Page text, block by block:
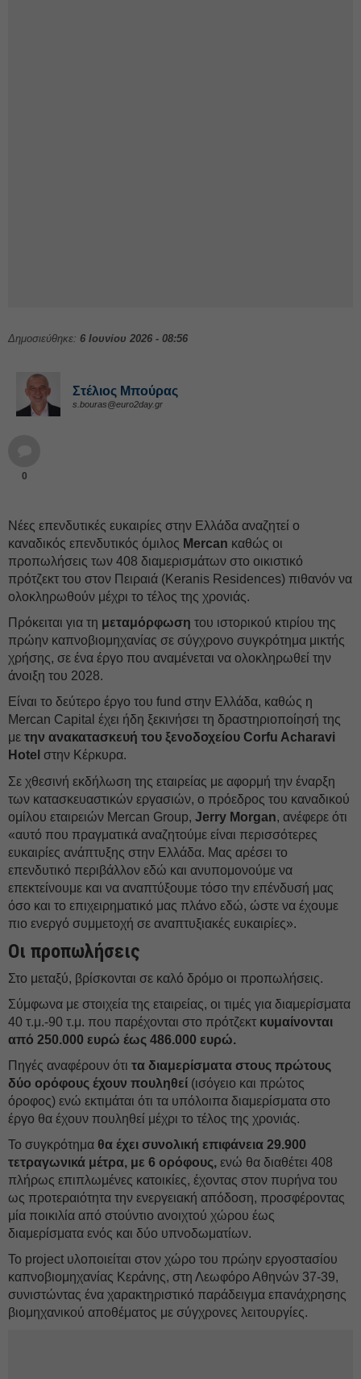
Δημοσιεύθηκε: 6 Ιουνίου 2026 - 08:56
Στέλιος Μπούρας
s.bouras@euro2day.gr
0
Νέες επενδυτικές ευκαιρίες στην Ελλάδα αναζητεί ο
καναδικός επενδυτικός όμιλος Mercan καθώς οι
προπωλήσεις των 408 διαμερισμάτων στο οικιστικό
πρότζεκτ του στον Πειραιά (Keranis Residences) πιθανόν να
ολοκληρωθούν μέχρι το τέλος της χρονιάς.
Πρόκειται για τη μεταμόρφωση του ιστορικού κτιρίου της
πρώην καπνοβιομηχανίας σε σύγχρονο συγκρότημα μικτής
χρήσης, σε ένα έργο που αναμένεται να ολοκληρωθεί την
άνοιξη του 2028.
Είναι το δεύτερο έργο του fund στην Ελλάδα, καθώς η
Mercan Capital έχει ήδη ξεκινήσει τη δραστηριοποίησή της
με την ανακατασκευή του ξενοδοχείου Corfu Acharavi
Hotel στην Κέρκυρα.
Σε χθεσινή εκδήλωση της εταιρείας με αφορμή την έναρξη
των κατασκευαστικών εργασιών, ο πρόεδρος του καναδικού
ομίλου εταιρειών Mercan Group, Jerry Morgan, ανέφερε ότι
«αυτό που πραγματικά αναζητούμε είναι περισσότερες
ευκαιρίες ανάπτυξης στην Ελλάδα. Μας αρέσει το
επενδυτικό περιβάλλον εδώ και ανυπομονούμε να
επεκτείνουμε και να αναπτύξουμε τόσο την επένδυσή μας
όσο και το επιχειρηματικό μας πλάνο εδώ, ώστε να έχουμε
πιο ενεργό συμμετοχή σε αναπτυξιακές ευκαιρίες».
Οι προπωλήσεις
Στο μεταξύ, βρίσκονται σε καλό δρόμο οι προπωλήσεις.
Σύμφωνα με στοιχεία της εταιρείας, οι τιμές για διαμερίσματα
40 τ.μ.-90 τ.μ. που παρέχονται στο πρότζεκτ κυμαίνονται
από 250.000 ευρώ έως 486.000 ευρώ.
Πηγές αναφέρουν ότι τα διαμερίσματα στους πρώτους
δύο ορόφους έχουν πουληθεί (ισόγειο και πρώτος
όροφος) ενώ εκτιμάται ότι τα υπόλοιπα διαμερίσματα στο
έργο θα έχουν πουληθεί μέχρι το τέλος της χρονιάς.
Το συγκρότημα θα έχει συνολική επιφάνεια 29.900
τετραγωνικά μέτρα, με 6 ορόφους, ενώ θα διαθέτει 408
πλήρως επιπλωμένες κατοικίες, έχοντας στον πυρήνα του
ως προτεραιότητα την ενεργειακή απόδοση, προσφέροντας
μία ποικιλία από στούντιο ανοιχτού χώρου έως
διαμερίσματα ενός και δύο υπνοδωματίων.
Το project υλοποιείται στον χώρο του πρώην εργοστασίου
καπνοβιομηχανίας Κεράνης, στη Λεωφόρο Αθηνών 37-39,
συνιστώντας ένα χαρακτηριστικό παράδειγμα επανάχρησης
βιομηχανικού αποθέματος με σύγχρονες λειτουργίες.